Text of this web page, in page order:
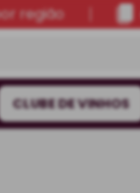
região
CLUBE DE VINHOS